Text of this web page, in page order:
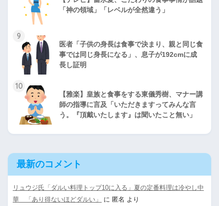
「神の領域」「レベルが全然違う」
9
医者「子供の身長は食事で決まり、親と同じ食
事では同じ身長になる」、息子が192cmに成
長し証明
10
【雅楽】皇族と食事をする東儀秀樹、マナー講
師の指導に言及「いただきますってみんな言
う。『頂戴いたします』は聞いたこと無い」
最新のコメント
リュウジ氏「ダルい料理トップ10に入る」夏の定番料理は冷やし中
華 「あり得ないほどダルい」
に 匿名 より